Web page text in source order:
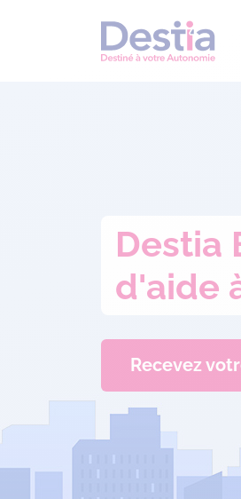
Destia
d'aide
Recevez